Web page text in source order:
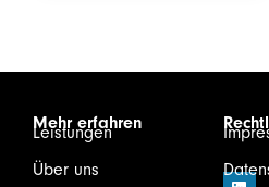
Mehr erfahren
Leistungen
Über uns